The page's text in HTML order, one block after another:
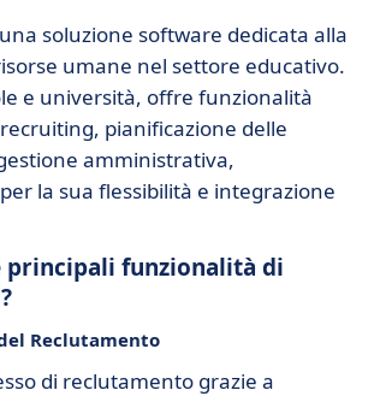
una soluzione software dedicata alla
umane nel settore educativo.
e università, offre funzionalità
pianificazione delle
amministrativa,
la sua flessibilità e integrazione
principali funzionalità di
Reclutamento
di reclutamento grazie a